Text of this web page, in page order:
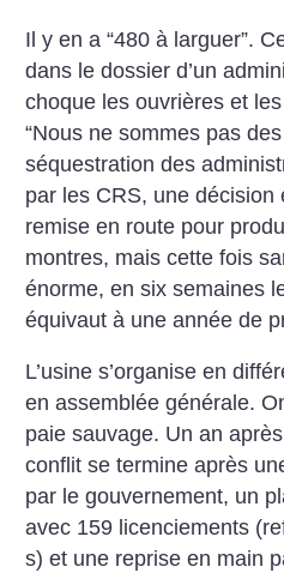
Il y en a “480 à larguer”.
dans le dossier d’un
choque les ouvrières et
“Nous ne sommes pas
séquestration des
par les CRS, une décision
remise en route pour
montres, mais cette fois
énorme, en six semaines
équivaut à une année de
L’usine s’organise en
en assemblée générale.
paie sauvage. Un an
conflit se termine après
par le gouvernement, un
avec 159 licenciements
s) et une reprise en main